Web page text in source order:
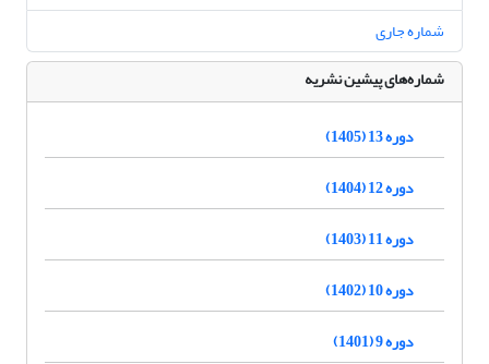
شماره جاری
شماره‌های پیشین نشریه
دوره 13 (1405)
دوره 12 (1404)
دوره 11 (1403)
دوره 10 (1402)
دوره 9 (1401)